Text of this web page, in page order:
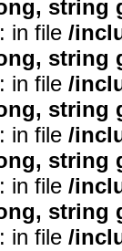
string
: in file /
string
: in file /
string
: in file /
string
: in file /
string
: in file /